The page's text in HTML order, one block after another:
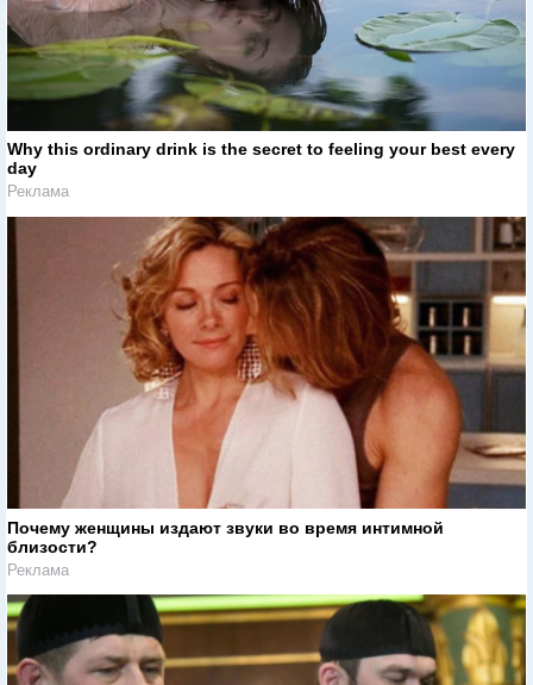
Why this ordinary drink is the secret to feeling your best every
day
Реклама
Почему женщины издают звуки во время интимной
близости?
Реклама